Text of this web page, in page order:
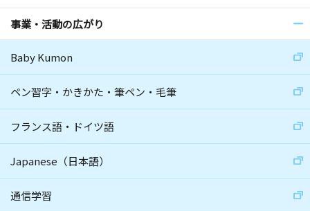
事業・活動の広がり
Baby Kumon
ペン習字・かきかた・筆ペン・毛筆
フランス語・ドイツ語
Japanese（日本語）
通信学習